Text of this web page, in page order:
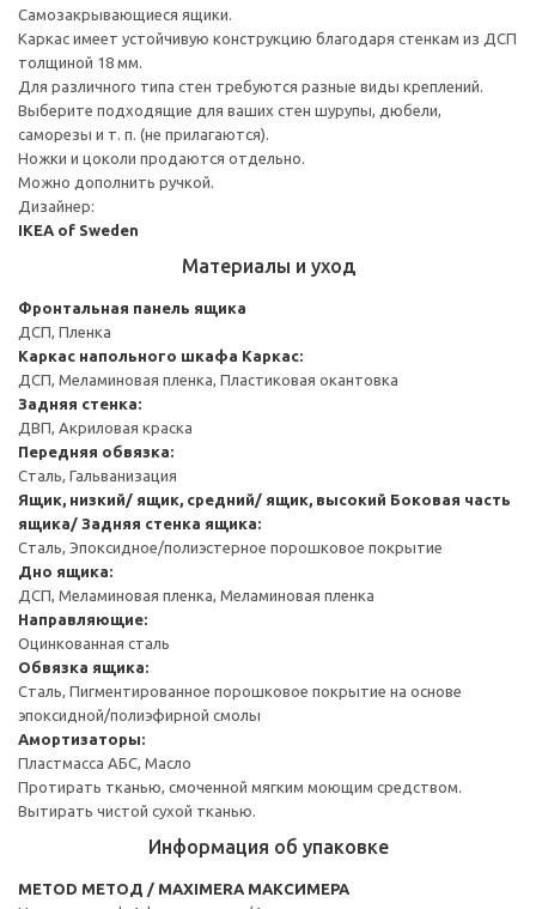
Самозакрывающиеся ящики.
Каркас имеет устойчивую конструкцию благодаря стенкам из ДСП
толщиной 18 мм.
Для различного типа стен требуются разные виды креплений.
Выберите подходящие для ваших стен шурупы, дюбели,
саморезы и т. п. (не прилагаются).
Ножки и цоколи продаются отдельно.
Можно дополнить ручкой.
Дизайнер:
IKEA of Sweden
Материалы и уход
Фронтальная панель ящика
ДСП, Пленка
Каркас напольного шкафа Каркас:
ДСП, Меламиновая пленка, Пластиковая окантовка
Задняя стенка:
ДВП, Акриловая краска
Передняя обвязка:
Сталь, Гальванизация
Ящик, низкий/ ящик, средний/ ящик, высокий Боковая часть
ящика/ Задняя стенка ящика:
Сталь, Эпоксидное/полиэстерное порошковое покрытие
Дно ящика:
ДСП, Меламиновая пленка, Меламиновая пленка
Направляющие:
Оцинкованная сталь
Обвязка ящика:
Сталь, Пигментированное порошковое покрытие на основе
эпоксидной/полиэфирной смолы
Амортизаторы:
Пластмасса АБС, Масло
Протирать тканью, смоченной мягким моющим средством.
Вытирать чистой сухой тканью.
Информация об упаковке
METOD МЕТОД / MAXIMERA МАКСИМЕРА